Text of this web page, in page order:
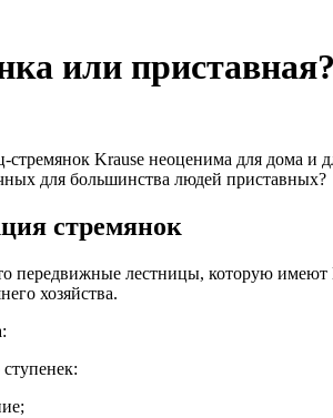
или приставная?
стремянок Krause неоценима для дома и
для большинства людей приставных?
стремянок
передвижные лестницы, которую
хозяйства.